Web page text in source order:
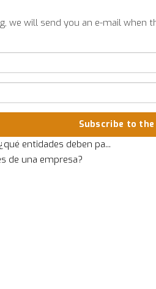
we will send you an e-mail
Subscribe to
entidades deben pa...
de una empresa?